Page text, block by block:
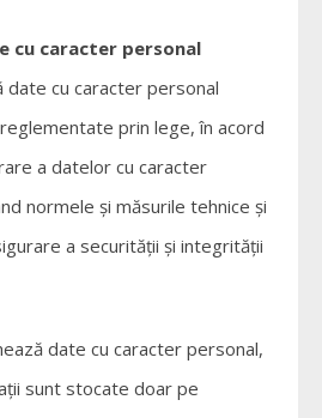
cu caracter personal
date cu caracter personal
prin lege, în acord
a datelor cu caracter
normele și măsurile tehnice și
a securității și integrității
date cu caracter personal,
sunt stocate doar pe